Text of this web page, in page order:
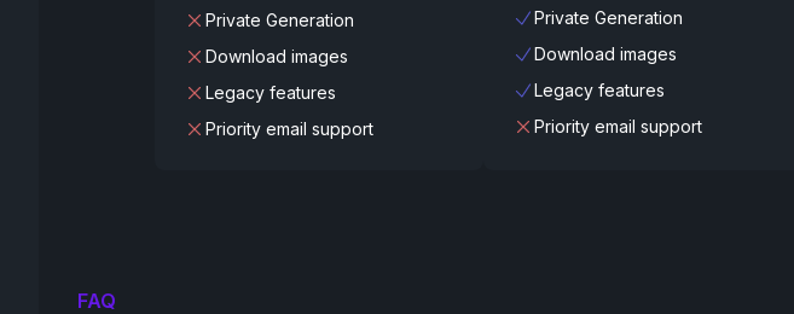
Private Generation
Download images
Legacy features
Priority email support
Private Generation
Download images
Legacy features
Priority email support
FAQ